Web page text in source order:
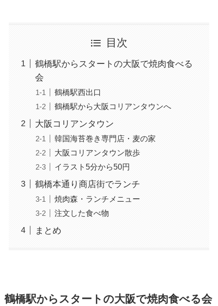
目次
鶴橋駅からスタートの大阪で焼肉食べる
会
鶴橋駅西出口
鶴橋駅から大阪コリアンタウンへ
大阪コリアンタウン
韓国海苔巻き専門店・麦の家
大阪コリアンタウン散歩
イラスト5分から50円
鶴橋本通り商店街でランチ
焼肉森・ランチメニュー
注文した食べ物
まとめ
鶴橋駅からスタートの大阪で焼肉食べる会